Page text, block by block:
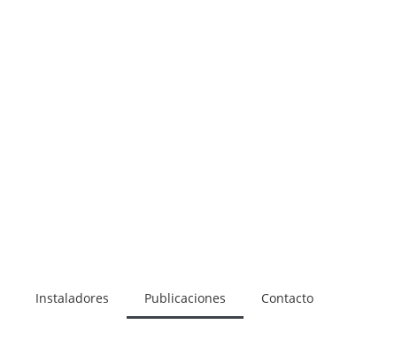
Instaladores Publicaciones Contacto